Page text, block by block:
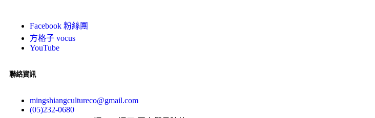
Facebook 粉絲團
方格子 vocus
YouTube
聯絡資訊
mingshiangcultureco@gmail.com
(05)232-0680